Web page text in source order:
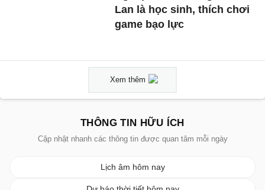
Lan là học sinh, thích chơi
game bạo lực
Xem thêm
THÔNG TIN HỮU ÍCH
Cập nhật nhanh các thông tin được quan tâm mỗi ngày
Lịch âm hôm nay